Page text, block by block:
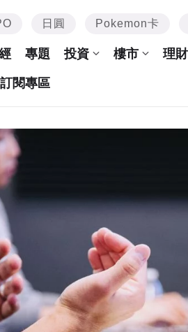
日圓 Pokemon卡
專題 投資 樓市 理財
訂閱專區